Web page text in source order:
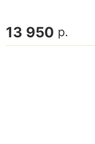
13 950 р.